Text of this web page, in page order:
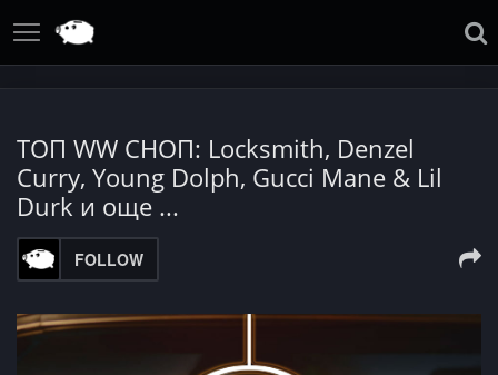
ТОП WW СНОП: Locksmith, Denzel
Curry, Young Dolph, Gucci Mane & Lil
Durk и още ...
FOLLOW